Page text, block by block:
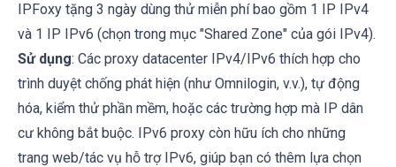
IPFoxy tặng 3 ngày dùng thử miễn phí bao gồm 1 IP IPv4
và 1 IP IPv6 (chọn trong mục "Shared Zone" của gói IPv4).
Sử dụng: Các proxy datacenter IPv4/IPv6 thích hợp cho
trình duyệt chống phát hiện (như Omnilogin, v.v.), tự động
hóa, kiểm thử phần mềm, hoặc các trường hợp mà IP dân
cư không bắt buộc. IPv6 proxy còn hữu ích cho những
trang web/tác vụ hỗ trợ IPv6, giúp bạn có thêm lựa chọn